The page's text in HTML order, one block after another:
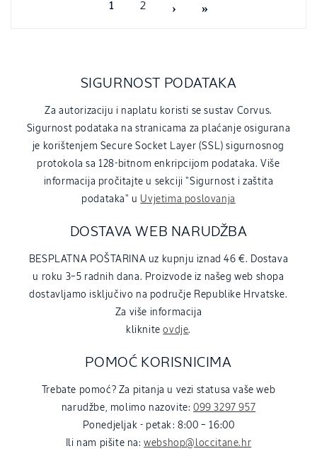
1 2
SIGURNOST PODATAKA
Za autorizaciju i naplatu koristi se sustav Corvus.
Sigurnost podataka na stranicama za plaćanje osigurana
je korištenjem Secure Socket Layer (SSL) sigurnosnog
protokola sa 128-bitnom enkripcijom podataka. Više
informacija pročitajte u sekciji "Sigurnost i zaštita
podataka" u Uvjetima poslovanja
DOSTAVA WEB NARUDŽBA
BESPLATNA POŠTARINA uz kupnju iznad 46 €. Dostava
u roku 3–5 radnih dana. Proizvode iz našeg web shopa
dostavljamo isključivo na područje Republike Hrvatske.
Za više informacija
klikniteovdje.
POMOĆ KORISNICIMA
Trebate pomoć? Za pitanja u vezi statusa vaše web
narudžbe, molimo nazovite: 099 3297 957
Ponedjeljak - petak: 8:00 – 16:00
Ili nam pišite na:webshop@loccitane.hr